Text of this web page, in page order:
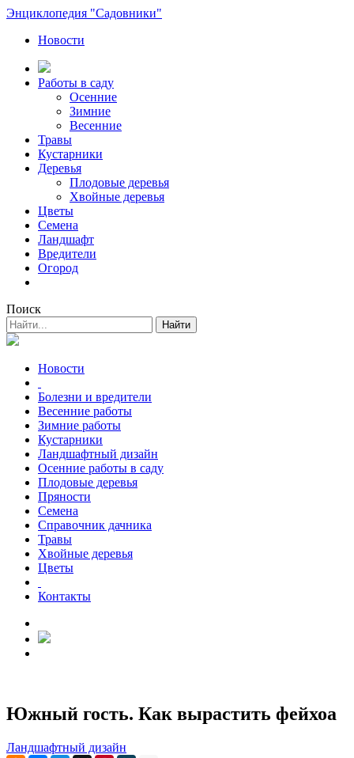
Энциклопедия "Садовники"
Новости
Работы в саду
Осенние
Зимние
Весенние
Травы
Кустарники
Деревья
Плодовые деревья
Хвойные деревья
Цветы
Семена
Ландшафт
Вредители
Огород
Поиск
Новости
Болезни и вредители
Весенние работы
Зимние работы
Кустарники
Ландшафтный дизайн
Осенние работы в саду
Плодовые деревья
Пряности
Семена
Справочник дачника
Травы
Хвойные деревья
Цветы
Контакты
Южный гость. Как вырастить фейхоа
Ландшафтный дизайн